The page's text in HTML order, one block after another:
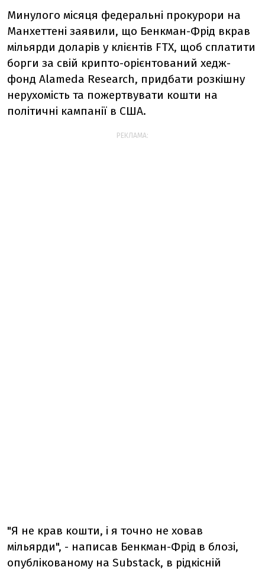
Минулого місяця федеральні прокурори на
Манхеттені заявили, що Бенкман-Фрід вкрав
мільярди доларів у клієнтів FTX, щоб сплатити
борги за свій крипто-орієнтований хедж-
фонд Alameda Research, придбати розкішну
нерухомість та пожертвувати кошти на
політичні кампанії в США.
РЕКЛАМА:
"Я не крав кошти, і я точно не ховав
мільярди", - написав Бенкман-Фрід в блозі,
опублікованому на Substack, в рідкісній